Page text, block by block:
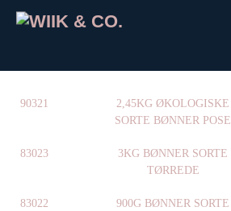
90321
2,45KG ØKOLOGISKE
SORTE BØNNER POSE
83023
3KG BØNNER SORTE
TØRREDE
83022
900G BØNNER SORTE